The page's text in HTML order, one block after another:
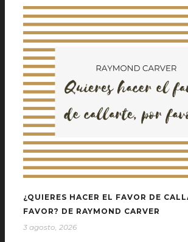
¿QUIERES HACER EL FAVOR DE
FAVOR? DE RAYMOND CARVER
3 agosto, 2026